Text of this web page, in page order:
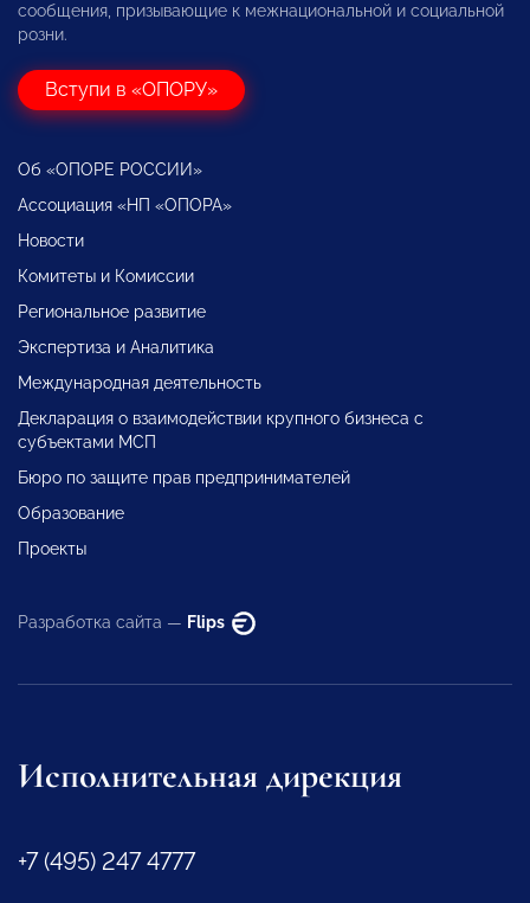
сообщения, призывающие к межнациональной и социальной
розни.
Вступи в «ОПОРУ»
Об «ОПОРЕ РОССИИ»
Ассоциация «НП «ОПОРА»
Новости
Комитеты и Комиссии
Региональное развитие
Экспертиза и Аналитика
Международная деятельность
Декларация о взаимодействии крупного бизнеса с
субъектами МСП
Бюро по защите прав предпринимателей
Образование
Проекты
Разработка сайта — Flips
Исполнительная дирекция
+7 (495) 247 4777